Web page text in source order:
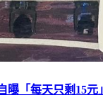
曝「每天只剩15